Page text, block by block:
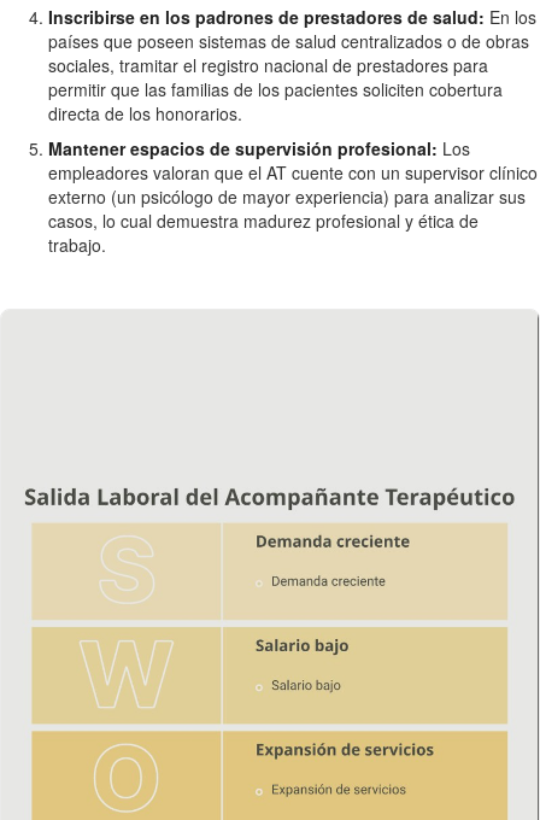
Inscribirse en los padrones de prestadores de salud: En los
países que poseen sistemas de salud centralizados o de obras
sociales, tramitar el registro nacional de prestadores para
permitir que las familias de los pacientes soliciten cobertura
directa de los honorarios.
Mantener espacios de supervisión profesional: Los
empleadores valoran que el AT cuente con un supervisor clínico
externo (un psicólogo de mayor experiencia) para analizar sus
casos, lo cual demuestra madurez profesional y ética de
trabajo.